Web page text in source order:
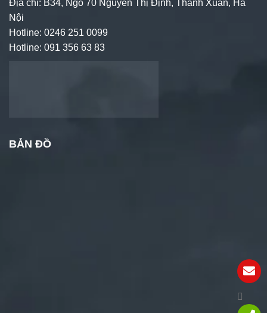
Địa chỉ: B34, Ngõ 70 Nguyễn Thị Định, Thanh Xuân, Hà
Nội
Hotline: 0246 251 0099
Hotline: 091 356 63 83
BẢN ĐỒ